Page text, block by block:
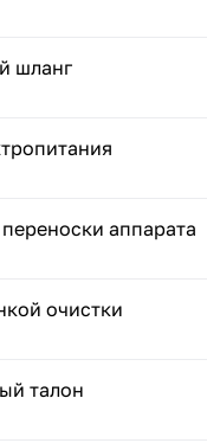
шланг
аппарата
очистки
талон